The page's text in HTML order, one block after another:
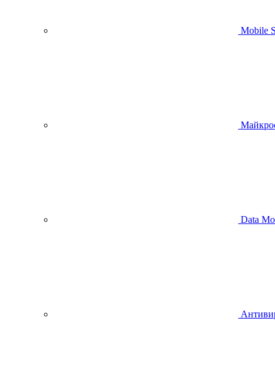
Mobile
Data